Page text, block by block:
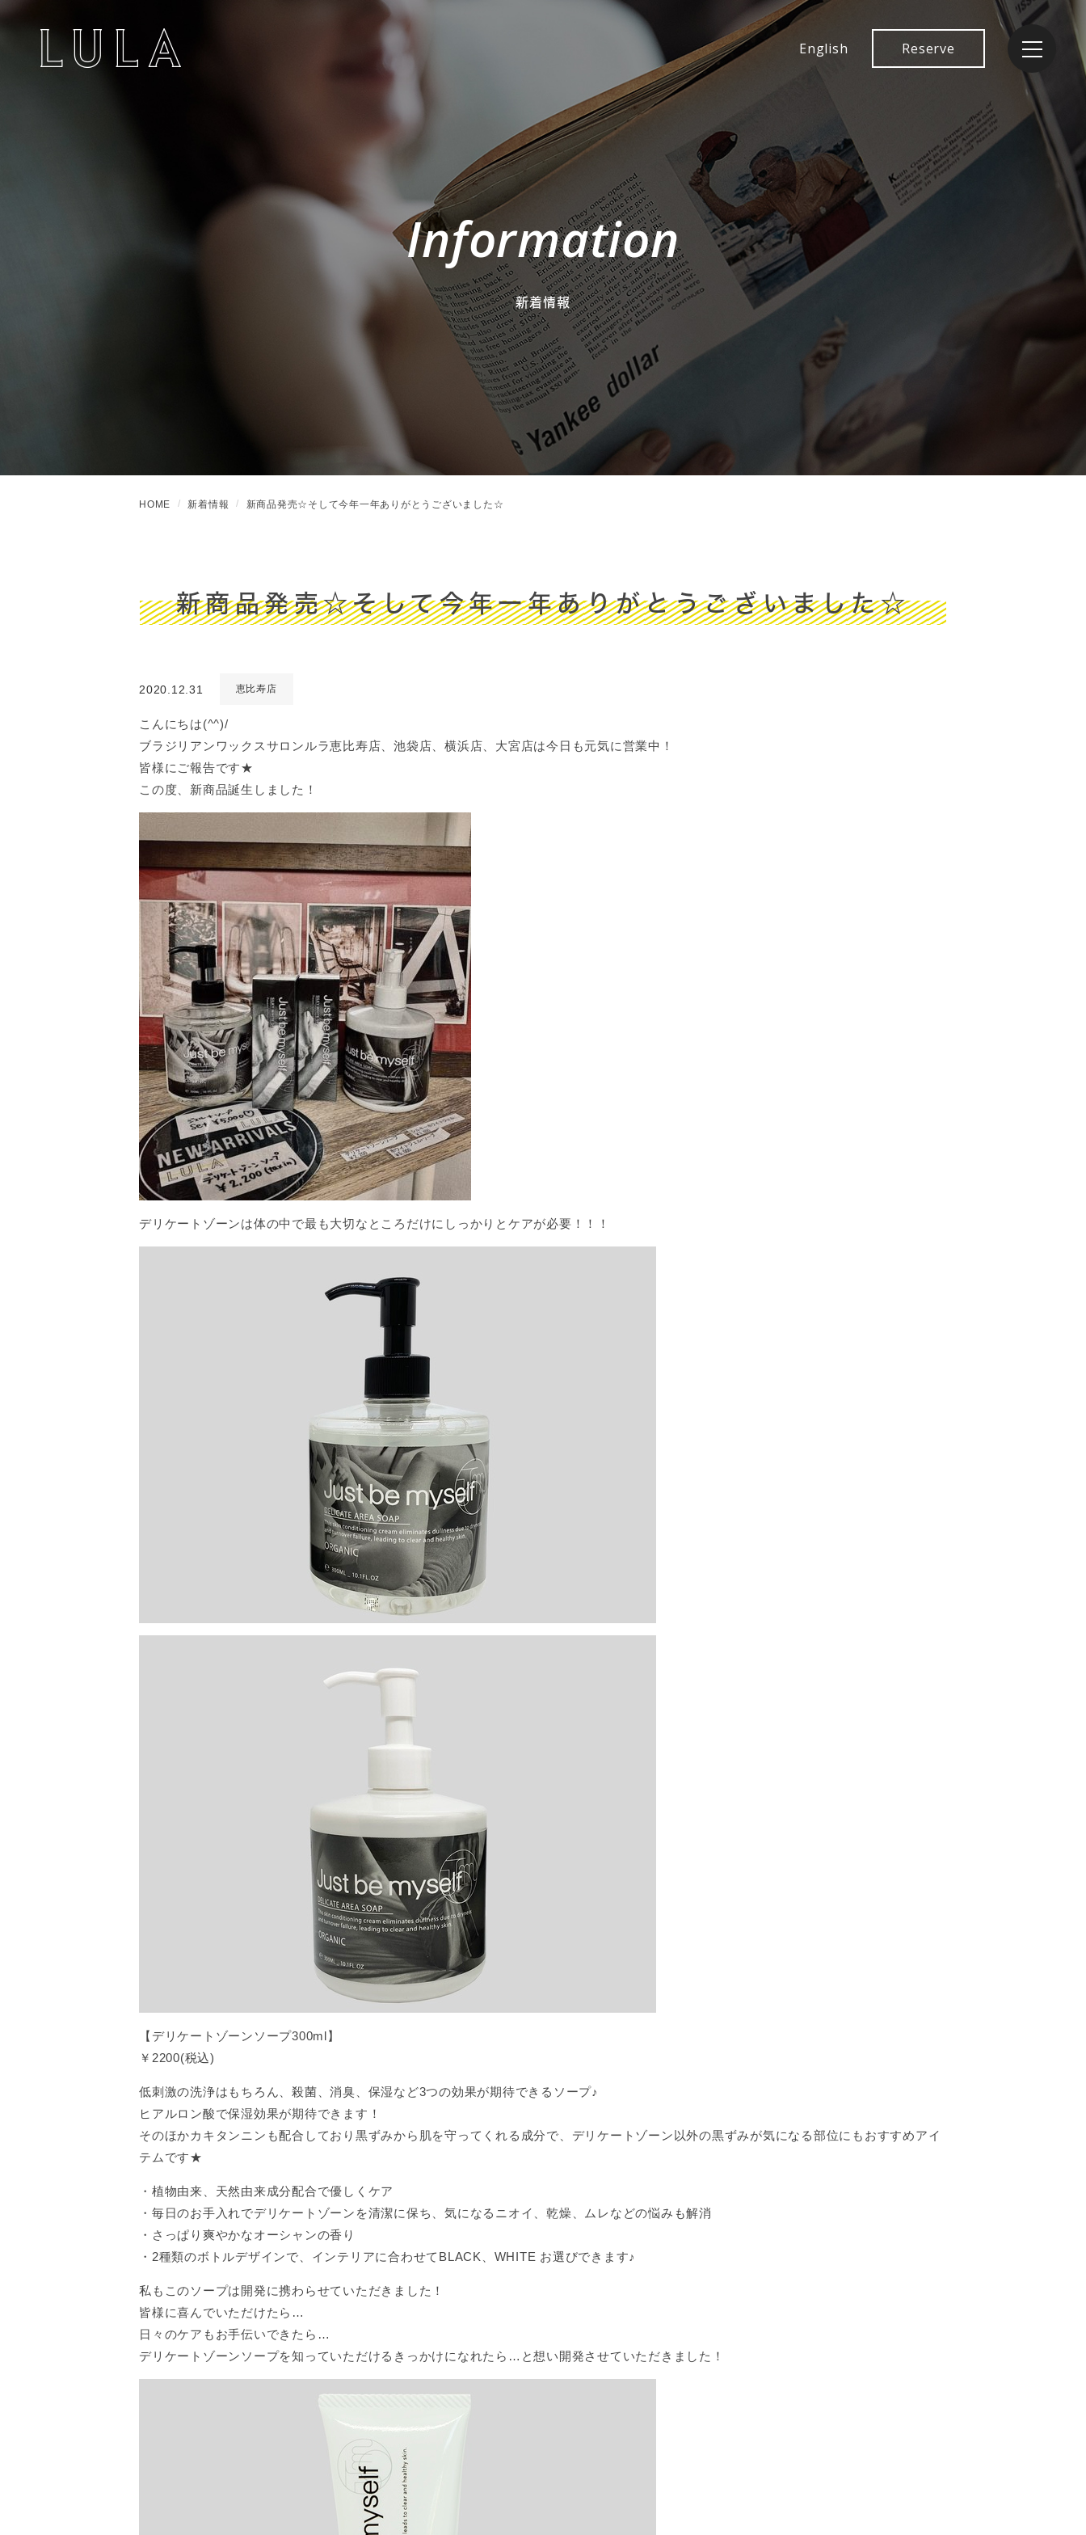
English Reserve
Information
新着情報
HOME 新着情報 新商品発売☆そして今年一年ありがとうございました☆
新商品発売☆そして今年一年ありがとうございました☆
2020.12.31 恵比寿店
こんにちは(^^)/
ブラジリアンワックスサロンルラ恵比寿店、池袋店、横浜店、大宮店は今日も元気に営業中！
皆様にご報告です★
この度、新商品誕生しました！
デリケートゾーンは体の中で最も大切なところだけにしっかりとケアが必要！！！
【デリケートゾーンソープ300ml】
￥2200(税込)
低刺激の洗浄はもちろん、殺菌、消臭、保湿など3つの効果が期待できるソープ♪
ヒアルロン酸で保湿効果が期待できます！
そのほかカキタンニンも配合しており黒ずみから肌を守ってくれる成分で、デリケートゾーン以外の黒ずみが気になる部位にもおすすめアイ
テムです★
・植物由来、天然由来成分配合で優しくケア
・毎日のお手入れでデリケートゾーンを清潔に保ち、気になるニオイ、乾燥、ムレなどの悩みも解消
・さっぱり爽やかなオーシャンの香り
・2種類のボトルデザインで、インテリアに合わせてBLACK、WHITE お選びできます♪
私もこのソープは開発に携わらせていただきました！
皆様に喜んでいただけたら…
日々のケアもお手伝いできたら…
デリケートゾーンソープを知っていただけるきっかけになれたら…と想い開発させていただきました！